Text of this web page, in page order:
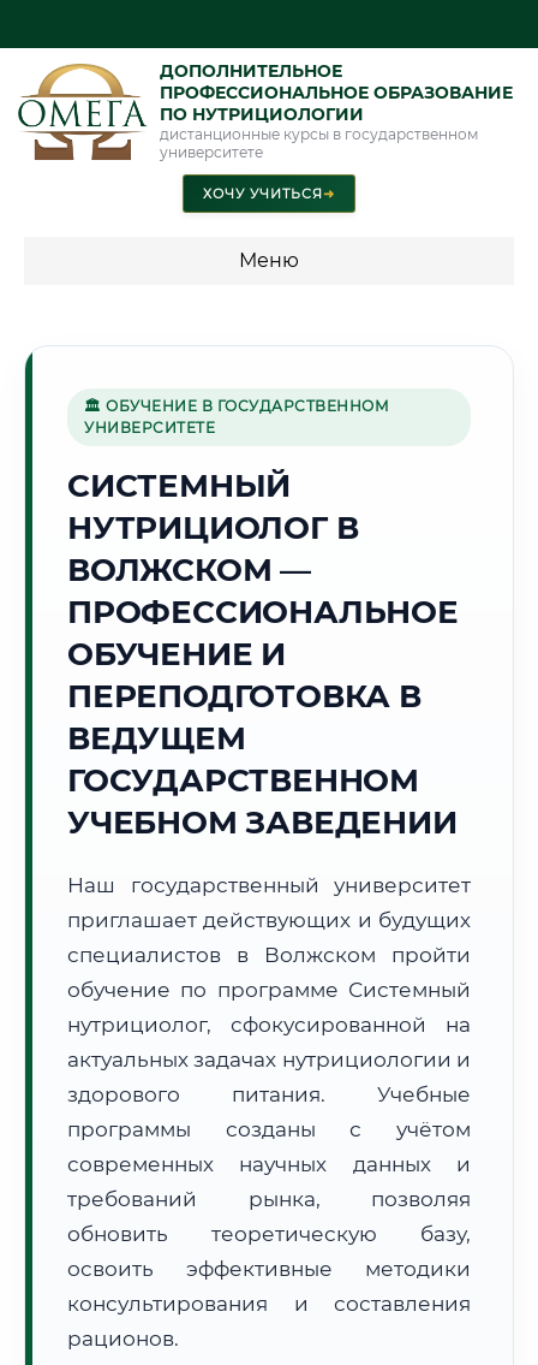
ДОПОЛНИТЕЛЬНОЕ
ПРОФЕССИОНАЛЬНОЕ ОБРАЗОВАНИЕ
ПО НУТРИЦИОЛОГИИ
дистанционные курсы в государственном
университете
ХОЧУ УЧИТЬСЯ➜
Меню
🌊
Г. ВОЛЖСКИЙ
Точное местное время:
23:11:53
2026 г.
Погода в г. Волжский: 🌤️ +36°C Преимущественно ясно
🌅 Восход: 04:44
📍 Региональная справка г. Волжский
Почтовые индексы:
404100–404199
Часовой пояс:
МСК (UTC+3)
Формат учебы:
Дистанционно
🗺️ Зона обслуживания: г. Волжский
• Маршрут транзита:
~2 671 км
• Экспресс-доставка СДЭК / Почтой:4–6 рабочих дней
📜 Документы и аккредитация
🏛 ОБУЧЕНИЕ В ГОСУДАРСТВЕННОМ
УНИВЕРСИТЕТЕ
СИСТЕМНЫЙ
НУТРИЦИОЛОГ В
ВОЛЖСКОМ —
ПРОФЕССИОНАЛЬНОЕ
ОБУЧЕНИЕ И
ПЕРЕПОДГОТОВКА В
ВЕДУЩЕМ
ГОСУДАРСТВЕННОМ
УЧЕБНОМ ЗАВЕДЕНИИ
Наш государственный университет
приглашает действующих и будущих
специалистов в Волжском пройти
обучение по программе Системный
нутрициолог, сфокусированной на
актуальных задачах нутрициологии и
здорового питания. Учебные
программы созданы с учётом
современных научных данных и
требований рынка, позволяя
обновить теоретическую базу,
освоить эффективные методики
консультирования и составления
рационов.